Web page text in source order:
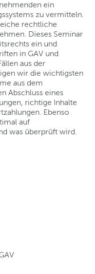
ein
zu vermitteln.
rechtliche
Dieses Seminar
ein und
in GAV und
aus der
wir die wichtigsten
aus dem
Abschluss eines
richtige Inhalte
Ebenso
auf
was überprüft wird.